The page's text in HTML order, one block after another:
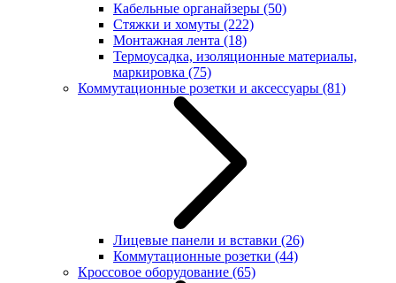
Кабельные органайзеры (50)
Стяжки и хомуты (222)
Монтажная лента (18)
Термоусадка, изоляционные материалы,
маркировка (75)
Коммутационные розетки и аксессуары (81)
Лицевые панели и вставки (26)
Коммутационные розетки (44)
Кроссовое оборудование (65)